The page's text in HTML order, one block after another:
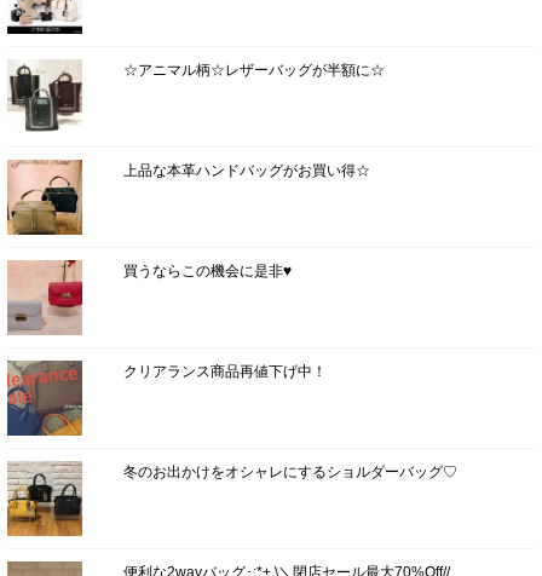
☆アニマル柄☆レザーバッグが半額に☆
上品な本革ハンドバッグがお買い得☆
買うならこの機会に是非♥
クリアランス商品再値下げ中！
冬のお出かけをオシャレにするショルダーバッグ♡